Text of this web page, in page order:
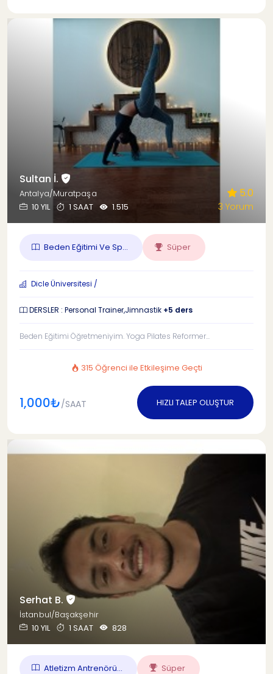
Sultan İ.
Antalya/Muratpaşa
10 YIL
1 SAAT 1.515
5.0
3 Yorum
Beden Eğitimi Ve Sp... Süper
Dicle Üniversitesi /
DERSLER : Personal Trainer,Jimnastik +5 ders
Beden Eğitimi Öğretmeniyim. Yoga Pilates Reformer...
315 Öğrenci ile Etkileşime Geçti
1,000₺/SAAT HIZLI TALEP OLUŞTUR
Serhat B.
İstanbul/Başakşehir
10 YIL
1 SAAT 828
Atletizm Antrenörü... Süper